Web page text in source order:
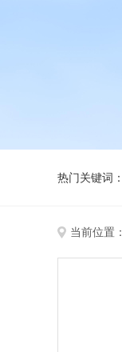
热门关键词：
当前位置：